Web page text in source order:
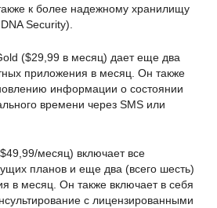
к более надежному хранилищу
Security).
($29,99 в месяц) дает еще два
приложения в месяц. Он также
информации о состоянии
времени через SMS или
месяц) включает все
планов и еще два (всего шесть)
в месяц. Он также включает в себя
с лицензированными